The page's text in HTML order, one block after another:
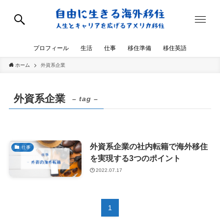
プロフィール 生活 仕事 移住準備 移住英語
ホーム 外資系企業
外資系企業 – tag –
仕事
外資系企業の社内転籍で海外移住
を実現する3つのポイント
2022.07.17
1